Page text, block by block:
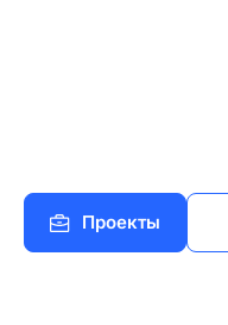
интернете станет
Проекты